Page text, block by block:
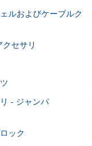
ルおよびケーブルク
セサリ
- ジャンパ
ック